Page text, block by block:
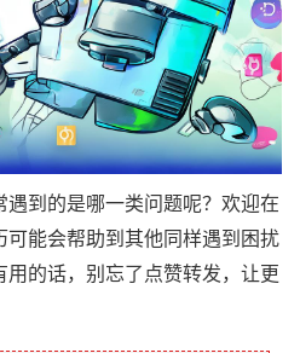
到的是哪一类问题呢？欢迎在
能会帮助到其他同样遇到困扰
的话，别忘了点赞转发，让更